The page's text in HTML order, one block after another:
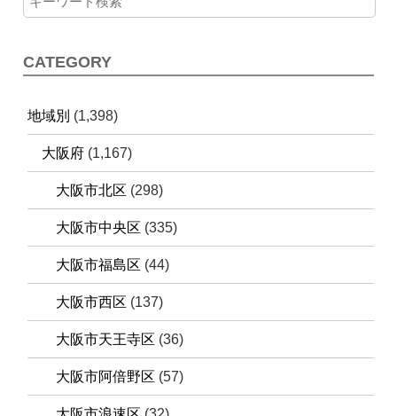
CATEGORY
地域別 (1,398)
大阪府 (1,167)
大阪市北区 (298)
大阪市中央区 (335)
大阪市福島区 (44)
大阪市西区 (137)
大阪市天王寺区 (36)
大阪市阿倍野区 (57)